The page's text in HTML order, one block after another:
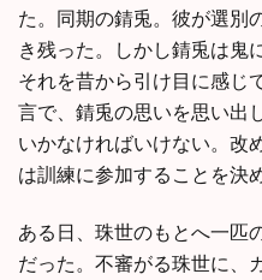
た。同期の錆兎。彼が選別
き残った。しかし錆兎は鬼
それを昔から引け目に感じ
言で、錆兎の思いを思い出
いかなければいけない。改
は訓練に参加することを決
ある日、珠世のもとへ一匹
だった。不審がる珠世に、